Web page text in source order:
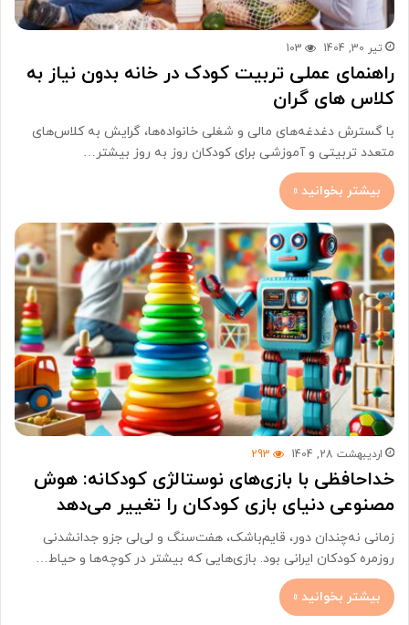
تیر 30, 1404 103
راهنمای عملی تربیت کودک در خانه بدون نیاز به
کلاس های گران
با گسترش دغدغه‌های مالی و شغلی خانواده‌ها، گرایش به کلاس‌های
متعدد تربیتی و آموزشی برای کودکان روز به روز بیشتر…
بیشتر بخوانید »
اردیبهشت 28, 1404 293
خداحافظی با بازی‌های نوستالژی کودکانه: هوش
مصنوعی دنیای بازی کودکان را تغییر می‌دهد
زمانی نه‌چندان دور، قایم‌باشک، هفت‌سنگ و لی‌لی جزو جدانشدنی
روزمره‌ کودکان ایرانی بود. بازی‌هایی که بیشتر در کوچه‌ها و حیاط…
بیشتر بخوانید »